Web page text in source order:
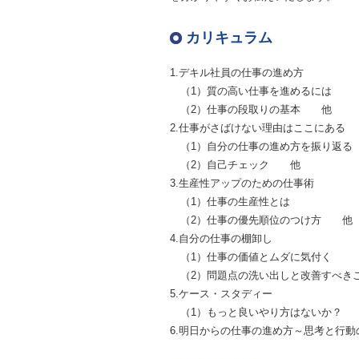
カリキュラム
1.デキル社員の仕事の進め方
（1）質の高い仕事を進めるには
（2）仕事の段取りの基本 他
2.仕事がさばけない理由はここにある
（1）自分の仕事の進め方を振り返る
（2）自己チェック 他
3.生産性アップのための仕事術
（1）仕事の生産性とは
（2）仕事の優先順位のつけ方 他
4.自分の仕事の棚卸し
（1）仕事の価値とムダに気付く
（2）問題点の洗い出しと改善すべき
5.ケース・スタディー
（1）もっと良いやり方はないか？
6.明日からの仕事の進め方～思考と行動